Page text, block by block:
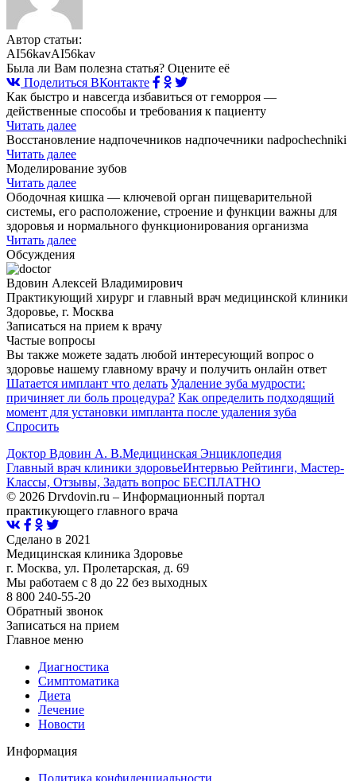
Автор статьи:
AI56kavAI56kav
Была ли Вам полезна статья? Оцените её
Поделиться ВКонтакте
Как быстро и навсегда избавиться от геморроя —
действенные способы и требования к пациенту
Читать далее
Восстановление надпочечников надпочечники nadpochechniki
Читать далее
Моделирование зубов
Читать далее
Ободочная кишка — ключевой орган пищеварительной
системы, его расположение, строение и функции важны для
здоровья и нормального функционирования организма
Читать далее
Обсуждения
Вдовин Алексей Владимирович
Практикующий хирург и главный врач медицинской клиники
Здоровье, г. Москва
Записаться на прием к врачу
Частые вопросы
Вы также можете задать любой интересующий вопрос о
здоровье нашему главному врачу и получить онлайн ответ
Шатается имплант что делать Удаление зуба мудрости:
причиняет ли боль процедура? Как определить подходящий
момент для установки импланта после удаления зуба
Спросить
Доктор Вдовин А. В.Медицинская Энциклопедия
Главный врач клиники здоровьеИнтервью Рейтинги, Мастер-
Классы, Отзывы, Задать вопрос БЕСПЛАТНО
© 2026 Drvdovin.ru – Информационный портал
практикующего главного врача
Сделано в 2021
Медицинская клиника Здоровье
г. Москва, ул. Пролетарская, д. 69
Мы работаем с 8 до 22 без выходных
8 800 240-55-20
Обратный звонок
Записаться на прием
Главное меню
Диагностика
Cимптоматика
Диета
Лечение
Новости
Информация
Политика конфиденциальности